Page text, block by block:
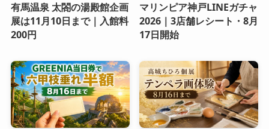
有馬温泉 太閤の湯殿館企画
展は11月10日まで｜入館料
200円
マリンピア神戸LINEガチャ
2026｜3店舗レシート・8月
17日開始